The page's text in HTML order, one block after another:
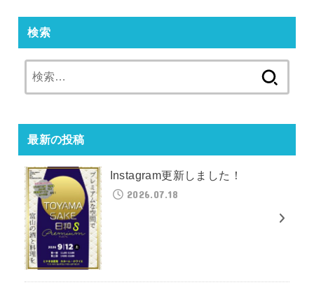
検索
索:
最新の投稿
Instagram更新しました！
2026.07.18